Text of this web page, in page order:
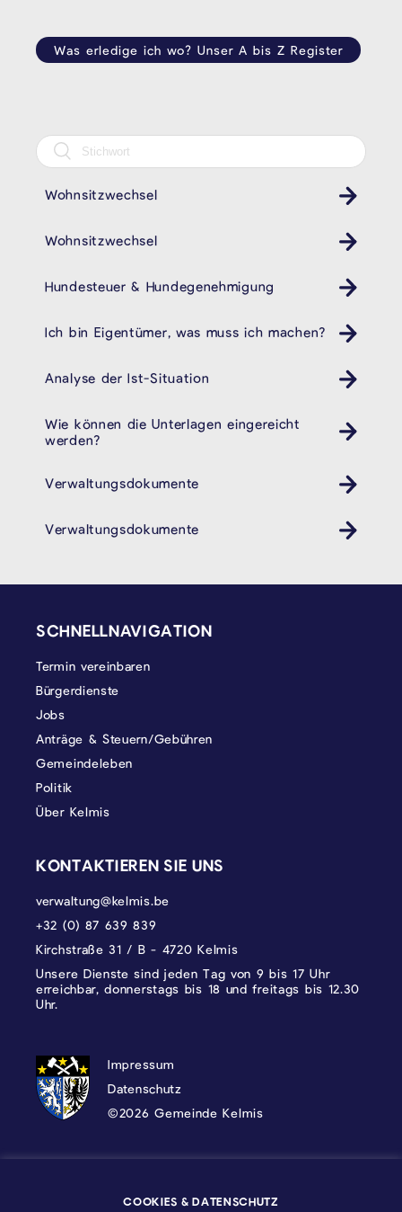
Was erledige ich wo? Unser A bis Z Register
Wohnsitzwechsel
Wohnsitzwechsel
Hundesteuer & Hundegenehmigung
Ich bin Eigentümer, was muss ich machen?
Analyse der Ist-Situation
Wie können die Unterlagen eingereicht
werden?
Verwaltungsdokumente
Verwaltungsdokumente
SCHNELLNAVIGATION
Termin vereinbaren
Bürgerdienste
Jobs
Anträge & Steuern/Gebühren
Gemeindeleben
Politik
Über Kelmis
KONTAKTIEREN SIE UNS
verwaltung@kelmis.be
+32 (0) 87 639 839
Kirchstraße 31 / B - 4720 Kelmis
Unsere Dienste sind jeden Tag von 9 bis 17 Uhr
erreichbar, donnerstags bis 18 und freitags bis 12.30
Uhr.
DATENSCHUTZ, IMPRESSUM UND
Impressum
Datenschutz
©2026 Gemeinde Kelmis
COOKIES & DATENSCHUTZ